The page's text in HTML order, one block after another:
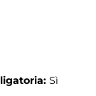
Sì